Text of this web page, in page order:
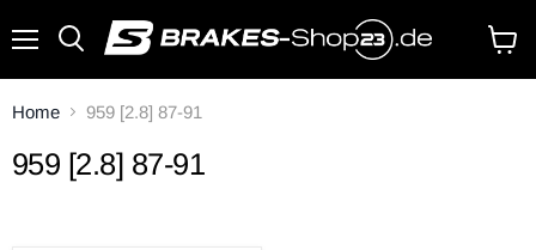
Home 959 [2.8] 87-91
959 [2.8] 87-91